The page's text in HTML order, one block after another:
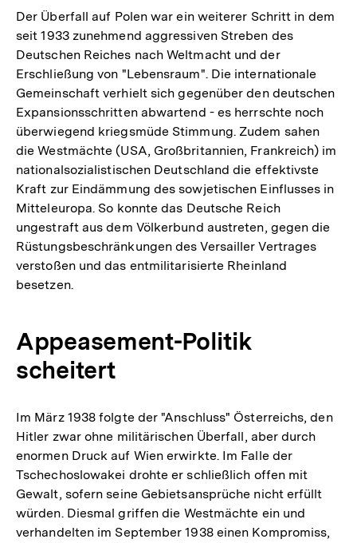
Der Überfall auf Polen war ein weiterer Schritt in dem
seit 1933 zunehmend aggressiven Streben des
Deutschen Reiches nach Weltmacht und der
Erschließung von "Lebensraum". Die internationale
Gemeinschaft verhielt sich gegenüber den deutschen
Expansionsschritten abwartend - es herrschte noch
überwiegend kriegsmüde Stimmung. Zudem sahen
die Westmächte (USA, Großbritannien, Frankreich) im
nationalsozialistischen Deutschland die effektivste
Kraft zur Eindämmung des sowjetischen Einflusses in
Mitteleuropa. So konnte das Deutsche Reich
ungestraft aus dem Völkerbund austreten, gegen die
Rüstungsbeschränkungen des Versailler Vertrages
verstoßen und das entmilitarisierte Rheinland
besetzen.
Appeasement-Politik
scheitert
Im März 1938 folgte der "Anschluss" Österreichs, den
Hitler zwar ohne militärischen Überfall, aber durch
enormen Druck auf Wien erwirkte. Im Falle der
Tschechoslowakei drohte er schließlich offen mit
Gewalt, sofern seine Gebietsansprüche nicht erfüllt
würden. Diesmal griffen die Westmächte ein und
verhandelten im September 1938 einen Kompromiss,